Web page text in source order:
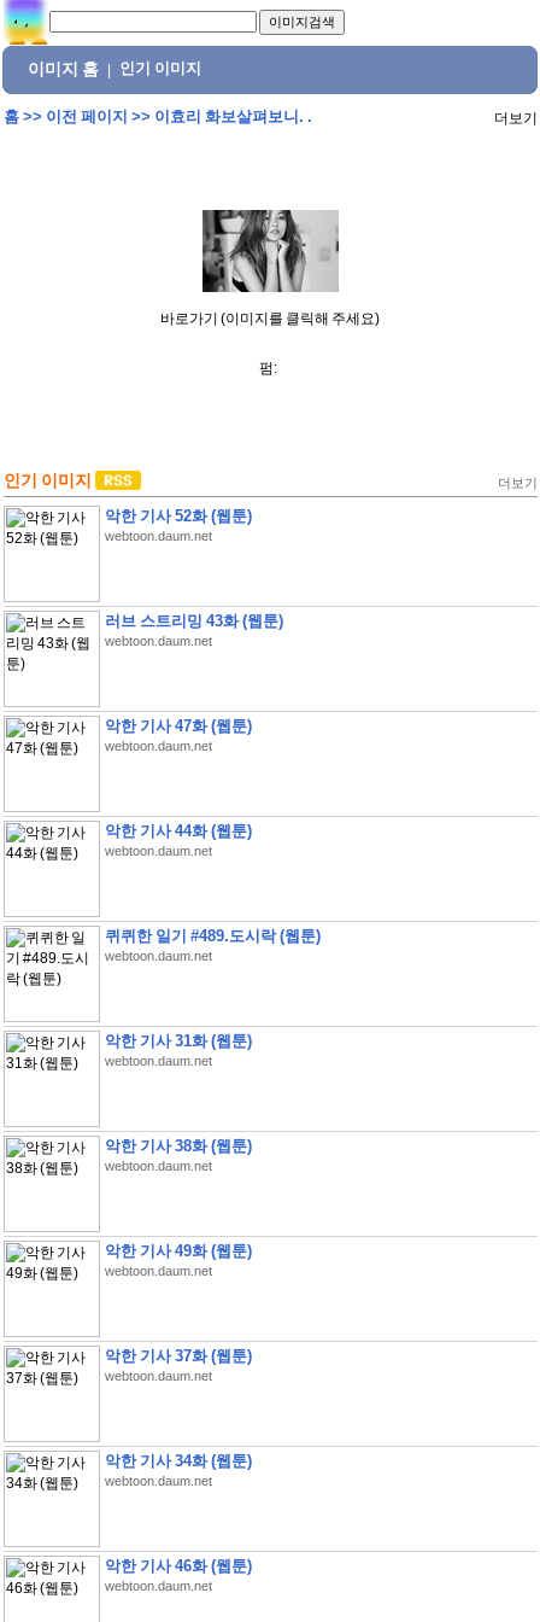
이미지 홈 인기 이미지
홈>> 이전 페이지 >> 이효리 화보살펴보니. . 더보기
바로가기 (이미지를 클릭해 주세요)
펌:
인기 이미지 더보기
악한 기사 52화 (웹툰)
webtoon.daum.net
러브 스트리밍 43화 (웹툰)
webtoon.daum.net
악한 기사 47화 (웹툰)
webtoon.daum.net
악한 기사 44화 (웹툰)
webtoon.daum.net
퀴퀴한 일기 #489.도시락 (웹툰)
webtoon.daum.net
악한 기사 31화 (웹툰)
webtoon.daum.net
악한 기사 38화 (웹툰)
webtoon.daum.net
악한 기사 49화 (웹툰)
webtoon.daum.net
악한 기사 37화 (웹툰)
webtoon.daum.net
악한 기사 34화 (웹툰)
webtoon.daum.net
악한 기사 46화 (웹툰)
webtoon.daum.net